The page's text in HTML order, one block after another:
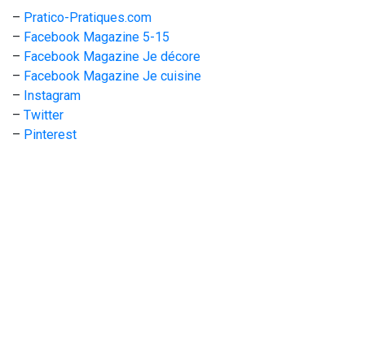
– Pratico-Pratiques.com
– Facebook Magazine 5-15
– Facebook Magazine Je décore
– Facebook Magazine Je cuisine
– Instagram
– Twitter
– Pinterest